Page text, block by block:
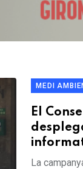
MEDI
El
La